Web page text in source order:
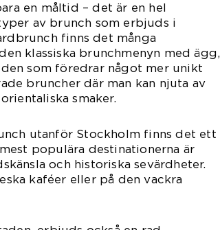
en måltid – det är en hel
av brunch som erbjuds i
finns det många
klassiska brunchmenyn med ägg,
som föredrar något mer unikt
bruncher där man kan njuta av
smaker.
utanför Stockholm finns det ett
populära destinationerna är
och historiska sevärdheter.
kaféer eller på den vackra